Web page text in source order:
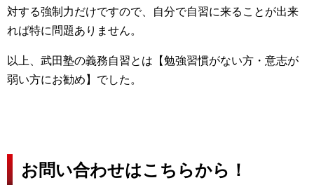
対する強制力だけですので、自分で自習に来ることが出来
れば特に問題ありません。
以上、武田塾の義務自習とは【勉強習慣がない方・意志が
弱い方にお勧め】でした。
お問い合わせはこちらから！